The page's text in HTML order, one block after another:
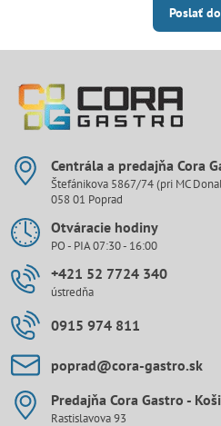
Poslať
Centrála a predajňa Cora
Štefánikova 5867/74 (pri MC
058 01 Poprad
Otváracie hodiny
PO - PIA 07:30 - 16:00
+421 52 7724 340
ústredňa
0915 974 811
poprad​@cora-gastro​.sk
Predajňa Cora Gastro -
Rastislavova 93